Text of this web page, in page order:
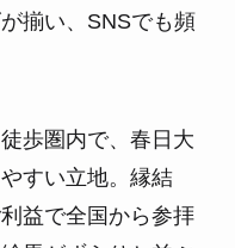
揃い、SNSでも頻
歩圏内で、春日大
すい立地。縁結
益で全国から参拝